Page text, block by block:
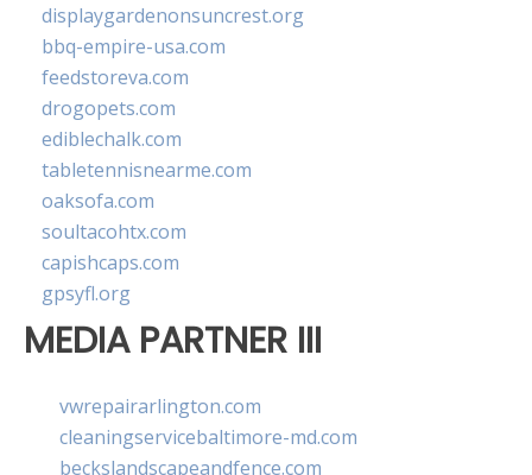
displaygardenonsuncrest.org
bbq-empire-usa.com
feedstoreva.com
drogopets.com
ediblechalk.com
tabletennisnearme.com
oaksofa.com
soultacohtx.com
capishcaps.com
gpsyfl.org
MEDIA PARTNER III
vwrepairarlington.com
cleaningservicebaltimore-md.com
beckslandscapeandfence.com